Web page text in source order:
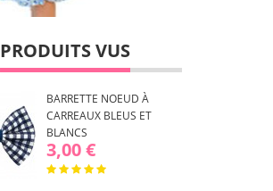
PRODUITS VUS
BARRETTE NOEUD À
CARREAUX BLEUS ET
BLANCS
3,00 €